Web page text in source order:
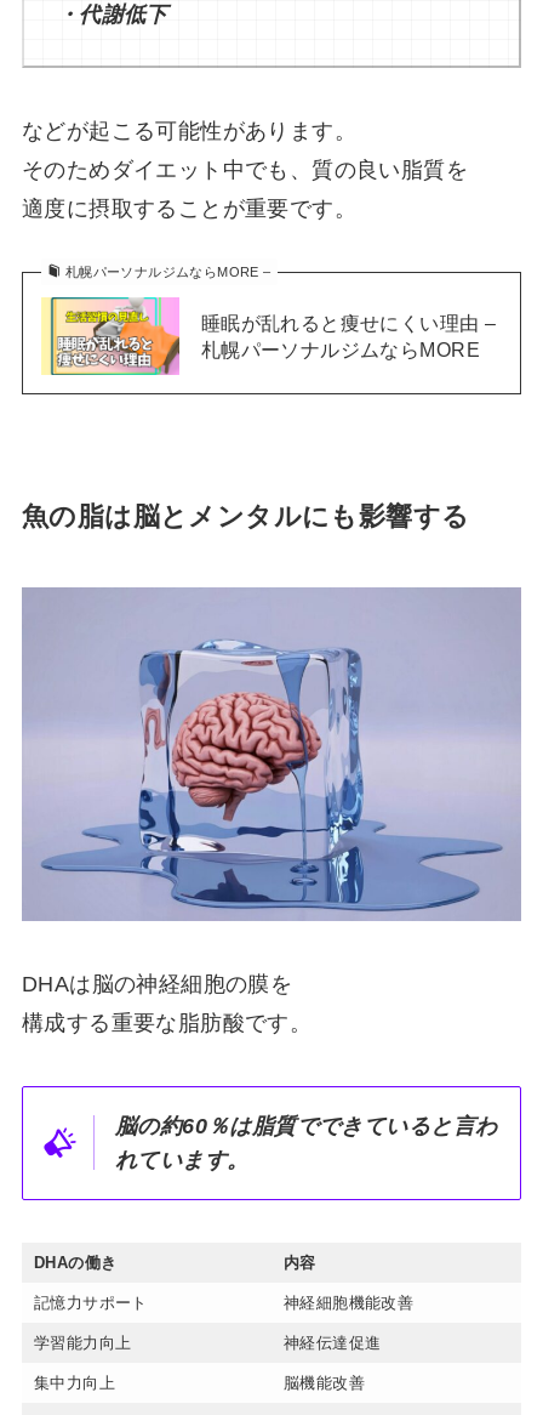
・代謝低下
などが起こる可能性があります。
そのためダイエット中でも、質の良い脂質を
適度に摂取することが重要です。
札幌パーソナルジムならMORE –
睡眠が乱れると痩せにくい理由 –
札幌パーソナルジムならMORE
魚の脂は脳とメンタルにも影響する
DHAは脳の神経細胞の膜を
構成する重要な脂肪酸です。
脳の約60％は脂質でできていると言わ
れています。
DHAの働き 内容
記憶力サポート 神経細胞機能改善
学習能力向上 神経伝達促進
集中力向上 脳機能改善